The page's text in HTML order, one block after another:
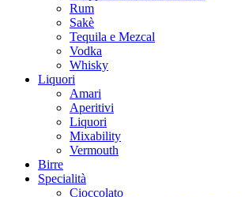
Rum
Sakè
Tequila e Mezcal
Vodka
Whisky
Liquori
Amari
Aperitivi
Liquori
Mixability
Vermouth
Birre
Specialità
Cioccolato